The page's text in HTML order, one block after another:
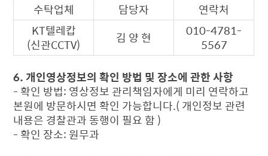
수탁업체
담당자
연락처
KT텔레캅
(신관CCTV)
김 양 현
010-4781-
5567
6. 개인영상정보의 확인 방법 및 장소에 관한 사항
- 확인 방법: 영상정보 관리책임자에게 미리 연락하고
본원에 방문하시면 확인 가능합니다.( 개인정보 관련
내용은 경찰관과 동행이 필요 함 )
- 확인 장소: 원무과